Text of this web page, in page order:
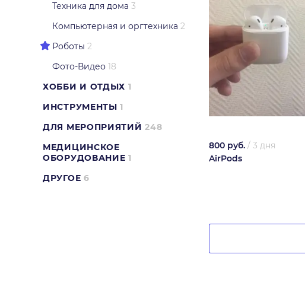
Техника для дома 3
Компьютерная и оргтехника 2
Роботы 2
Фото-Видео 18
ХОББИ И ОТДЫХ 1
ИНСТРУМЕНТЫ 1
ДЛЯ МЕРОПРИЯТИЙ 248
МЕДИЦИНСКОЕ
ОБОРУДОВАНИЕ 1
ДРУГОЕ 6
800 руб. / 3 дня
AirPods